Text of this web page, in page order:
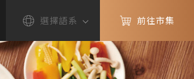
選擇語系 前往市集